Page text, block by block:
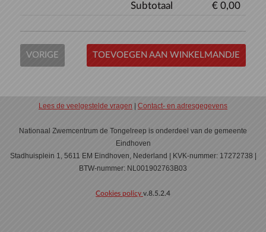
Subtotaal € 0,00
VORIGE TOEVOEGEN AAN WINKELMANDJE
Lees de veelgestelde vragen Contact- en adresgegevens
Nationaal Zwemcentrum de Tongelreep is onderdeel van de gemeente
Eindhoven
Stadhuisplein 1, 5611 EM Eindhoven, Nederland | KVK-nummer: 17272738 |
BTW-nummer: NL001902763B03
Cookies policy v.8.5.2.4